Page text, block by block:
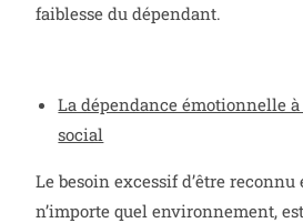
faiblesse du dépendant.
La dépendance émotionnelle
social
Le besoin excessif d’être
n’importe quel environnement,